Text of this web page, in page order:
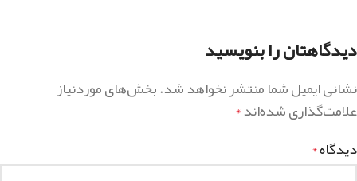
دیدگاهتان را بنویسید
نشانی ایمیل شما منتشر نخواهد شد.بخش‌های موردنیاز
علامت‌گذاری شده‌اند*
دیدگاه*